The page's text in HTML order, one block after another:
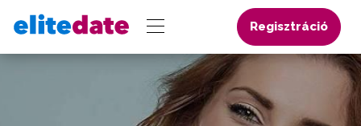
Regisztráció